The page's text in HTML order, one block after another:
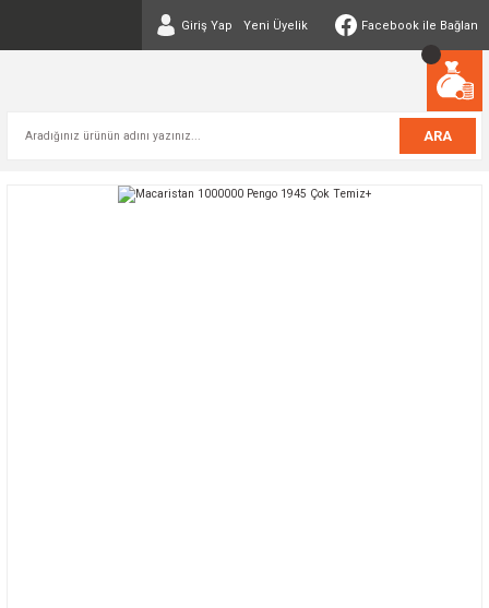
Giriş Yap Yeni Üyelik Facebook ile Bağlan
ARA